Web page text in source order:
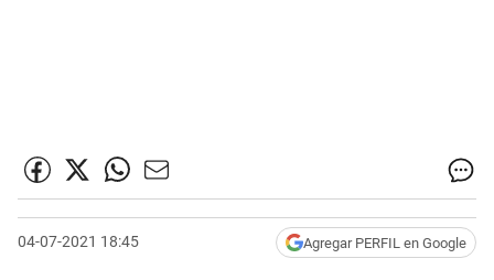
04-07-2021 18:45 Agregar PERFIL en Google